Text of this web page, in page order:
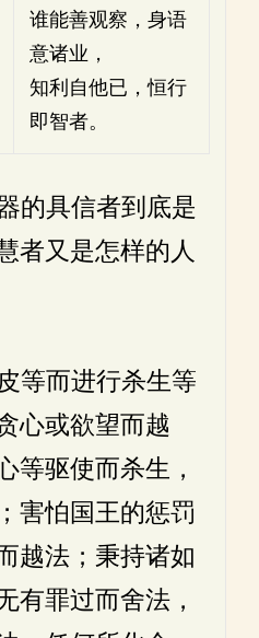
谁能善观察，身语
意诸业，
知利自他已，恒行
即智者。
的具信者到底是
者又是怎样的人
等而进行杀生等
心或欲望而越
等驱使而杀生，
害怕国王的惩罚
越法；秉持诸如
有罪过而舍法，